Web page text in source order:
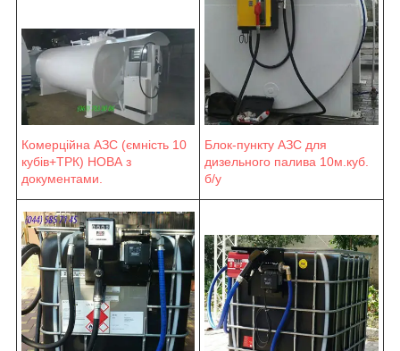
Комерційна АЗС (ємність 10
кубів+ТРК) НОВА з
документами.
Блок-пункту АЗС для
дизельного палива 10м.куб.
б/у